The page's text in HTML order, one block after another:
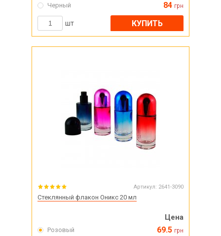
Черный 84 грн
шт КУПИТЬ
Артикул: 2641-3090
Стеклянный флакон Оникс 20 мл
Цена
Розовый 69.5 грн